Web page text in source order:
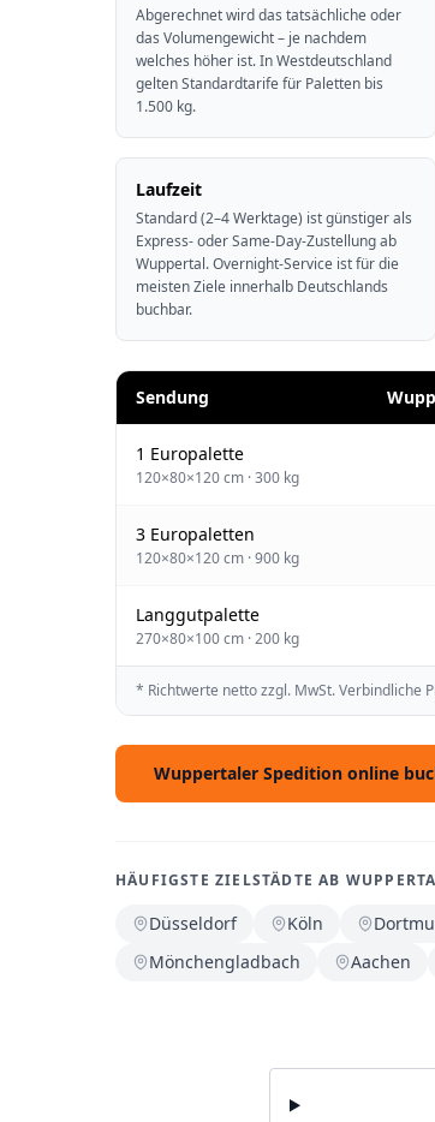
Abgerechnet wird das tatsächliche oder
das Volumengewicht – je nachdem
welches höher ist. In Westdeutschland
gelten Standardtarife für Paletten bis
1.500 kg.
Laufzeit
Standard (2–4 Werktage) ist günstiger als
Express- oder Same-Day-Zustellung ab
Wuppertal. Overnight-Service ist für die
meisten Ziele innerhalb Deutschlands
buchbar.
Sendung
1 Europalette
120×80×120 cm · 300 kg
3 Europaletten
120×80×120 cm · 900 kg
Langgutpalette
270×80×100 cm · 200 kg
* Richtwerte netto zzgl. MwSt. Verbindliche
Wuppertaler Spedition online
HÄUFIGSTE ZIELSTÄDTE AB
Düsseldorf Köln
Mönchengladbach
Aachen